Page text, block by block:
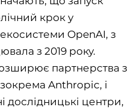
крок у
OpenAI, з
з 2019 року.
партнерства з
Anthropic, і
дослідницькі центри,